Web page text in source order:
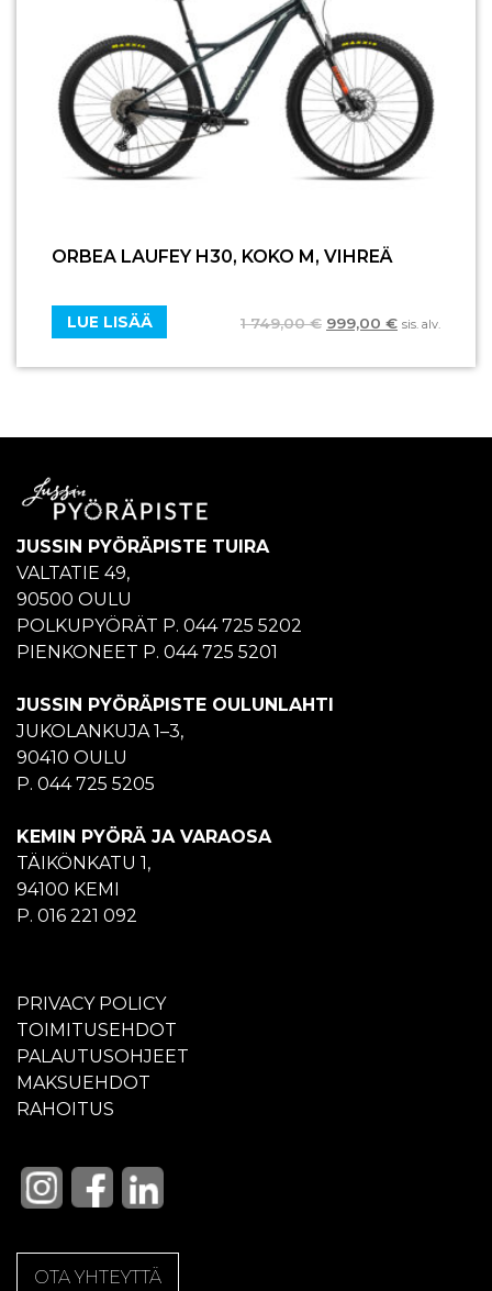
ORBEA LAUFEY H30, KOKO M, VIHREÄ
1 749,00€ 999,00 € sis. alv.
LUE LISÄÄ
JUSSIN PYÖRÄPISTE TUIRA
VALTATIE 49,
90500 OULU
POLKUPYÖRÄT P. 044 725 5202
PIENKONEET P. 044 725 5201
JUSSIN PYÖRÄPISTE OULUNLAHTI
JUKOLANKUJA 1–3,
90410 OULU
P. 044 725 5205
KEMIN PYÖRÄ JA VARAOSA
TÄIKÖNKATU 1,
94100 KEMI
P. 016 221 092
PRIVACY POLICY
TOIMITUSEHDOT
PALAUTUSOHJEET
MAKSUEHDOT
RAHOITUS
OTA YHTEYTTÄ